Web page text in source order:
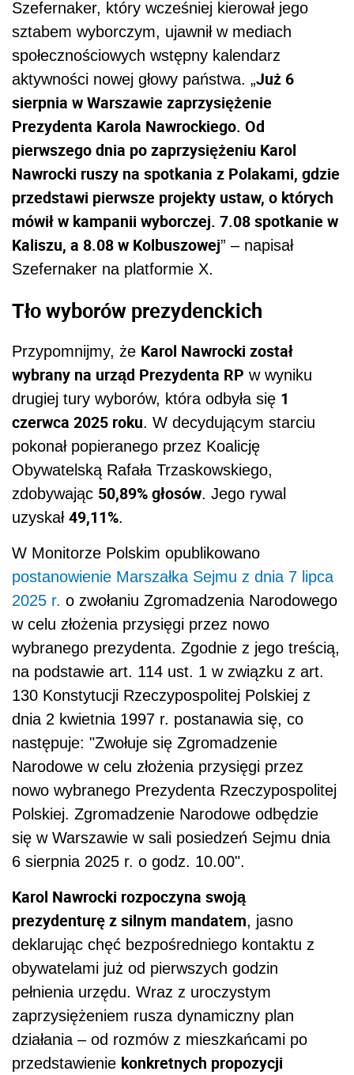
Szefernaker, który wcześniej kierował jego
sztabem wyborczym, ujawnił w mediach
społecznościowych wstępny kalendarz
aktywności nowej głowy państwa. „Już 6
sierpnia w Warszawie zaprzysiężenie
Prezydenta Karola Nawrockiego. Od
pierwszego dnia po zaprzysiężeniu Karol
Nawrocki ruszy na spotkania z Polakami, gdzie
przedstawi pierwsze projekty ustaw, o których
mówił w kampanii wyborczej. 7.08 spotkanie w
Kaliszu, a 8.08 w Kolbuszowej” – napisał
Szefernaker na platformie X.
Tło wyborów prezydenckich
Przypomnijmy, że Karol Nawrocki został
wybrany na urząd Prezydenta RP w wyniku
drugiej tury wyborów, która odbyła się 1
czerwca 2025 roku. W decydującym starciu
pokonał popieranego przez Koalicję
Obywatelską Rafała Trzaskowskiego,
zdobywając 50,89% głosów. Jego rywal
uzyskał 49,11%.
W Monitorze Polskim opublikowano
postanowienie Marszałka Sejmu z dnia 7 lipca
2025 r. o zwołaniu Zgromadzenia Narodowego
w celu złożenia przysięgi przez nowo
wybranego prezydenta. Zgodnie z jego treścią,
na podstawie art. 114 ust. 1 w związku z art.
130 Konstytucji Rzeczypospolitej Polskiej z
dnia 2 kwietnia 1997 r. postanawia się, co
następuje: "Zwołuje się Zgromadzenie
Narodowe w celu złożenia przysięgi przez
nowo wybranego Prezydenta Rzeczypospolitej
Polskiej. Zgromadzenie Narodowe odbędzie
się w Warszawie w sali posiedzeń Sejmu dnia
6 sierpnia 2025 r. o godz. 10.00".
Karol Nawrocki rozpoczyna swoją
prezydenturę z silnym mandatem, jasno
deklarując chęć bezpośredniego kontaktu z
obywatelami już od pierwszych godzin
pełnienia urzędu. Wraz z uroczystym
zaprzysiężeniem rusza dynamiczny plan
działania – od rozmów z mieszkańcami po
przedstawienie konkretnych propozycji